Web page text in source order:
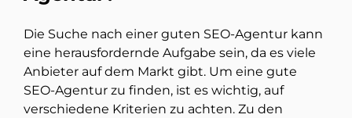
Die Suche nach einer guten SEO-Agentur kann
eine herausfordernde Aufgabe sein, da es viele
Anbieter auf dem Markt gibt. Um eine gute
SEO-Agentur zu finden, ist es wichtig, auf
verschiedene Kriterien zu achten. Zu den